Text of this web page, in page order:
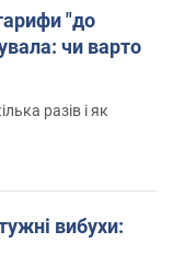
"до
чи варто
разів і як
вибухи: